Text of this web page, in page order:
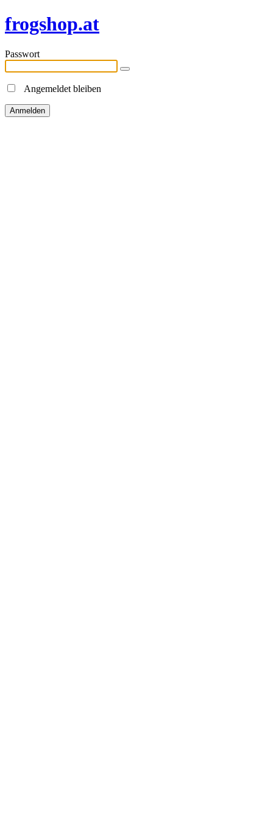
frogshop.at
Passwort
Angemeldet bleiben